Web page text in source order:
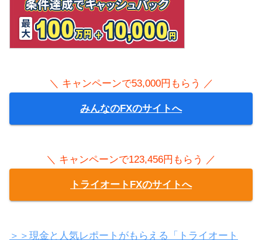
＼ キャンペーンで53,000円もらう ／
みんなのFXのサイトへ
＼ キャンペーンで123,456円もらう ／
トライオートFXのサイトへ
＞＞現金と人気レポートがもらえる「トライオート